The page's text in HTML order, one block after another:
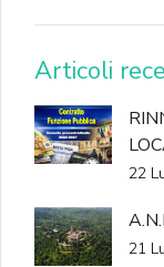
Articoli
22
21